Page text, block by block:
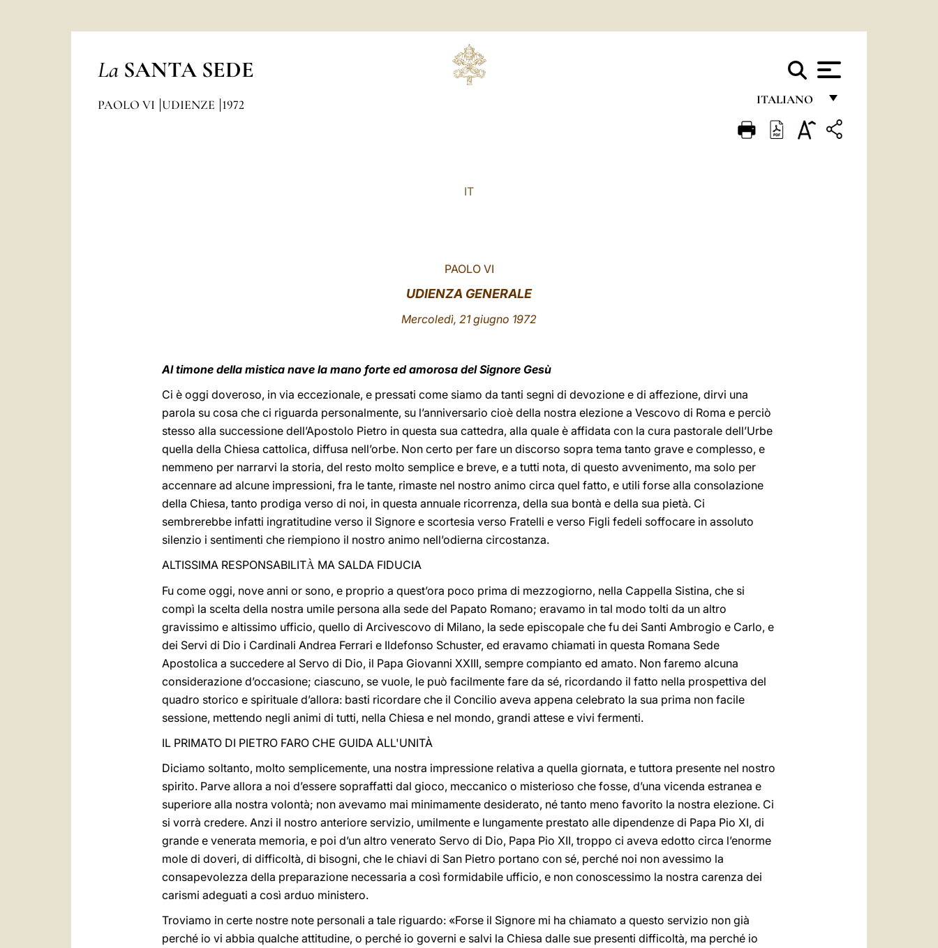
La SANTA SEDE
ITALIANO
FRANÇAIS
PAOLO VI UDIENZE 1972
IT
PAOLO VI
UDIENZA GENERALE
Mercoledì, 21 giugno 1972
Al timone della mistica nave la mano forte ed amorosa del Signore Gesù
Ci è oggi doveroso, in via eccezionale, e pressati come siamo da tanti segni di devozione e di affezione, dirvi una
parola su cosa che ci riguarda personalmente, su l’anniversario cioè della nostra elezione a Vescovo di Roma e perciò
stesso alla successione dell’Apostolo Pietro in questa sua cattedra, alla quale è affidata con la cura pastorale dell’Urbe
quella della Chiesa cattolica, diffusa nell’orbe. Non certo per fare un discorso sopra tema tanto grave e complesso, e
nemmeno per narrarvi la storia, del resto molto semplice e breve, e a tutti nota, di questo avvenimento, ma solo per
accennare ad alcune impressioni, fra le tante, rimaste nel nostro animo circa quel fatto, e utili forse alla consolazione
della Chiesa, tanto prodiga verso di noi, in questa annuale ricorrenza, della sua bontà e della sua pietà. Ci
sembrerebbe infatti ingratitudine verso il Signore e scortesia verso Fratelli e verso Figli fedeli soffocare in assoluto
silenzio i sentimenti che riempiono il nostro animo nell’odierna circostanza.
ALTISSIMA RESPONSABILITÀ MA SALDA FIDUCIA
Fu come oggi, nove anni or sono, e proprio a quest’ora poco prima di mezzogiorno, nella Cappella Sistina, che si
compì la scelta della nostra umile persona alla sede del Papato Romano; eravamo in tal modo tolti da un altro
gravissimo e altissimo ufficio, quello di Arcivescovo di Milano, la sede episcopale che fu dei Santi Ambrogio e Carlo, e
dei Servi di Dio i Cardinali Andrea Ferrari e Ildefonso Schuster, ed eravamo chiamati in questa Romana Sede
Apostolica a succedere al Servo di Dio, il Papa Giovanni XXIII, sempre compianto ed amato. Non faremo alcuna
considerazione d’occasione; ciascuno, se vuole, le può facilmente fare da sé, ricordando il fatto nella prospettiva del
quadro storico e spirituale d’allora: basti ricordare che il Concilio aveva appena celebrato la sua prima non facile
sessione, mettendo negli animi di tutti, nella Chiesa e nel mondo, grandi attese e vivi fermenti.
IL PRIMATO DI PIETRO FARO CHE GUIDA ALL'UNITÀ
Diciamo soltanto, molto semplicemente, una nostra impressione relativa a quella giornata, e tuttora presente nel nostro
spirito. Parve allora a noi d’essere sopraffatti dal gioco, meccanico o misterioso che fosse, d’una vicenda estranea e
superiore alla nostra volontà; non avevamo mai minimamente desiderato, né tanto meno favorito la nostra elezione. Ci
si vorrà credere. Anzi il nostro anteriore servizio, umilmente e lungamente prestato alle dipendenze di Papa Pio XI, di
grande e venerata memoria, e poi d’un altro venerato Servo di Dio, Papa Pio XII, troppo ci aveva edotto circa l’enorme
mole di doveri, di difficoltà, di bisogni, che le chiavi di San Pietro portano con sé, perché noi non avessimo la
consapevolezza della preparazione necessaria a così formidabile ufficio, e non conoscessimo la nostra carenza dei
carismi adeguati a così arduo ministero.
Troviamo in certe nostre note personali a tale riguardo: «Forse il Signore mi ha chiamato a questo servizio non già
perché io vi abbia qualche attitudine, o perché io governi e salvi la Chiesa dalle sue presenti difficoltà, ma perché io